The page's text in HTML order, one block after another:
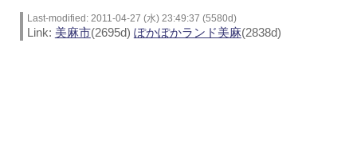
Last-modified: 2011-04-27 (水) 23:49:37 (5580d)
Link: 美麻市(2695d) ぽかぽかランド美麻(2838d)